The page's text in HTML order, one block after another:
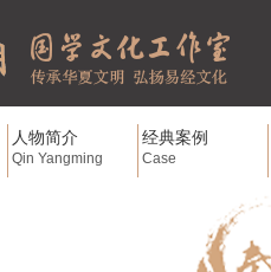
人物简介
Qin Yangming
经典案例
Case